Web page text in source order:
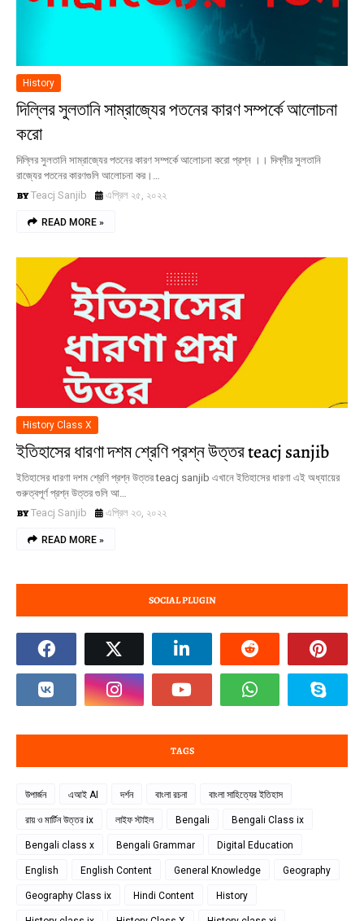
History
দিল্লির সুলতানি সাম্রাজ্যের পতনের কারণ সম্পর্কে আলোচনা
করো
দিল্লির সুলতানি সাম্রাজ্যের পতনের কারণ সম্পর্কে আলোচনা করো প্রশ্ন ।। দিল্লীর সুলতানি
রাজ্যের পতনের কারণগুলি আলোচনা কর।…
Teacj Sanjib
এপ্রিল ২৫, ২০২২
READ MORE »
History Class X
ইতিহাসের ধারণা দশম শ্রেণি প্রশ্ন উত্তর teacj sanjib
ইতিহাসের ধারণা দশম শ্রেণি প্রশ্ন উত্তর teacj sanjib এখানে ইতিহাসের ধারণা এই অধ্যায়ের
গুরুত্বপূর্ণ প্রশ্ন উত্তর গুলি আ…
Teacj Sanjib
এপ্রিল ২৩, ২০২২
READ MORE »
SOCIAL PLUGIN
TAGS
উপার্জন এআই AI দর্শন বাংলা রচনা বাংলা সাহিত্যের ইতিহাস
রায় ও মার্টিন উত্তর ix লাইফ স্টাইল Bengali Bengali Class ix
Bengali class x Bengali Grammar Digital Education
English English Content General Knowledge Geography
Geography Class ix Hindi Content History